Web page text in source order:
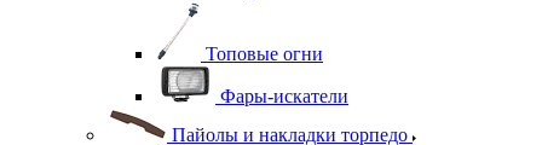
Топовые огни
Фары-искатели
Пайолы и накладки торпедо